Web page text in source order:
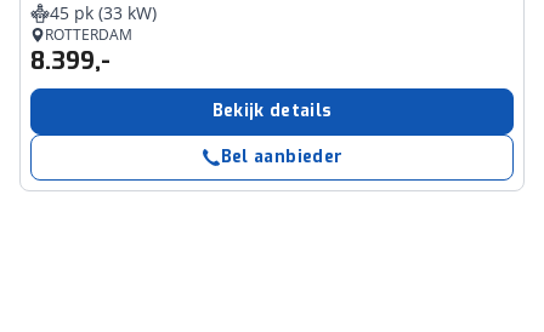
45 pk (33 kW)
ROTTERDAM
8.399,-
Bekijk details
Bel aanbieder